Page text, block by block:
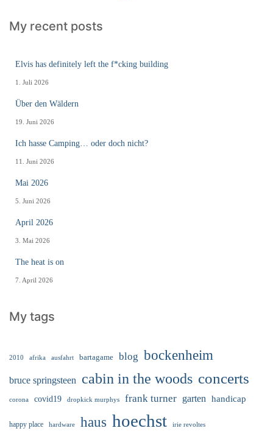
My recent posts
Elvis has definitely left the f*cking building
1. Juli 2026
Über den Wäldern
19. Juni 2026
Ich hasse Camping… oder doch nicht?
11. Juni 2026
Mai 2026
5. Juni 2026
April 2026
3. Mai 2026
The heat is on
7. April 2026
My tags
2010 afrika ausfahrt bartagame blog bockenheim
bruce springsteen cabin in the woods concerts
corona covid19 dropkick murphys frank turner garten handicap
happy place hardware haus hoechst irie revoltes